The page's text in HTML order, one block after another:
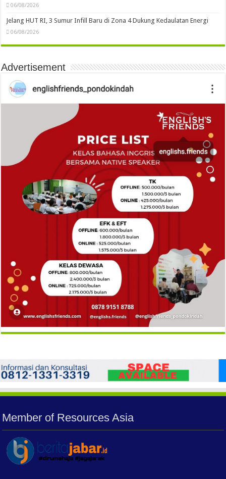
06/08/2026
Jelang HUT RI, 3 Sumur Infill Baru di Zona 4 Dukung Kedaulatan Energi
06/08/2026
Advertisement
Member of Resources Asia